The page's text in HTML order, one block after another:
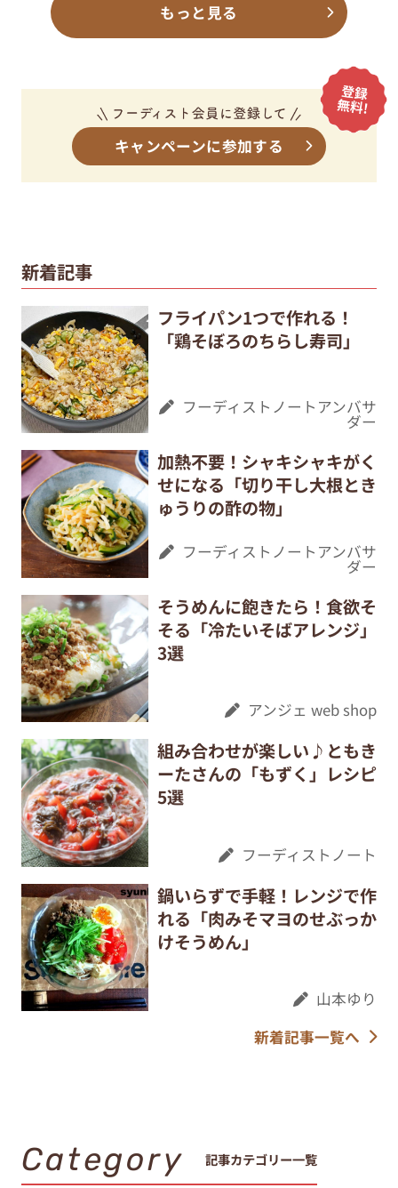
もっと見る
キャンペーンに参加する
新着記事
フライパン1つで作れる！
「鶏そぼろのちらし寿司」
フーディストノートアンバサ
ダー
加熱不要！シャキシャキがく
せになる「切り干し大根とき
ゅうりの酢の物」
フーディストノートアンバサ
ダー
そうめんに飽きたら！食欲そ
そる「冷たいそばアレンジ」
3選
アンジェ web shop
組み合わせが楽しい♪ともき
ーたさんの「もずく」レシピ
5選
フーディストノート
鍋いらずで手軽！レンジで作
れる「肉みそマヨのせぶっか
けそうめん」
山本ゆり
新着記事一覧へ
Category 記事カテゴリー一覧